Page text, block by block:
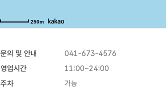
250m
문의 및 안내 041-673-4576
영업시간
11:00~24:00
주차
가능